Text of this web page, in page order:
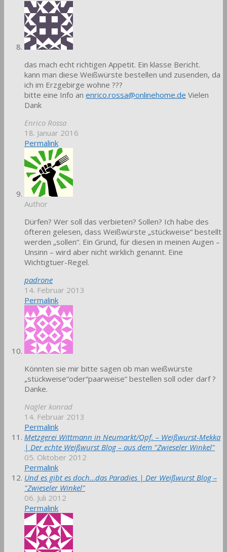
das mach echt richtigen Appetit. Ein klasse Bericht.
kann man diese Weißwürste bestellen und zusenden, da
ich im Erzgebirge wohne ???
bitte eine Info an enrico.rossa@onlinehome.de Vielen
Dank
Enrico Rossa
18. Januar 2016
Permalink
Author
Dürfen? Wer soll das verbieten? Sollen? Ich habe des
öfteren gelesen, dass Weißwürste „stückweise“ bestellt
werden „sollen“. Ein Grund, für diesen in meinen Augen –
Unsinn – wird aber nicht wirklich genannt. Eine
Wichtigtuer-Regel.
padrone
14. Februar 2013
Permalink
Könnten sie mir bitte sagen ob man weißwürste
„stückweise“oder“paarweise“ bestellen soll oder darf ?
Danke.
Nagler konrad
14. Februar 2013
Permalink
Metzgerei Wittmann in Neumarkt/Opf. – Weißwurst-Mekka
| Der echte Weißwurst Blog – aus dem "Zwieseler Winkel"
05. Oktober 2012
Permalink
Und es gibt es doch…das Paradies | Der Weißwurst Blog –
"Zwieseler Winkel"
06. Juli 2012
Permalink